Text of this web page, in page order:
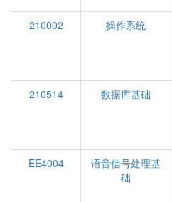
210002
操作系统
210514
数据库基础
EE4004
语音信号处理基
础